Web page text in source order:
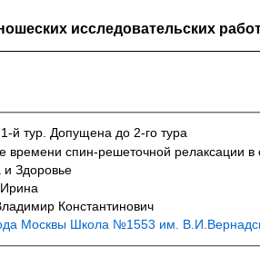
исследовательских
й тур. Допущена до 2-го тура
времени спин-решеточной релаксации в
Здоровье
Константинович
Москвы Школа №1553 им.